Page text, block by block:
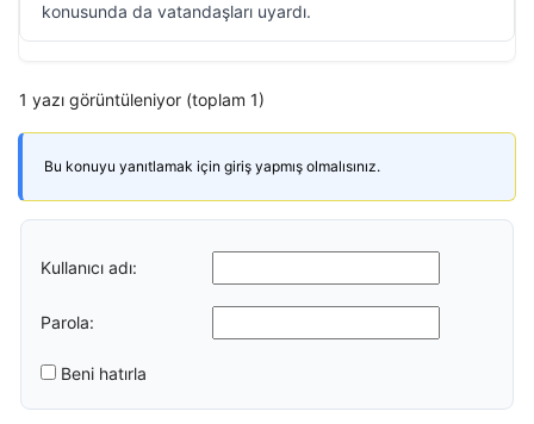
konusunda da vatandaşları uyardı.
1 yazı görüntüleniyor (toplam 1)
Bu konuyu yanıtlamak için giriş yapmış olmalısınız.
Kullanıcı adı:
Parola:
Beni hatırla